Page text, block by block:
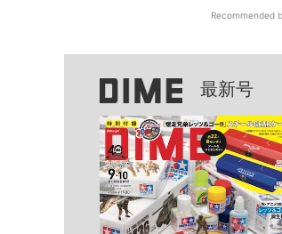
Recommended
最新号